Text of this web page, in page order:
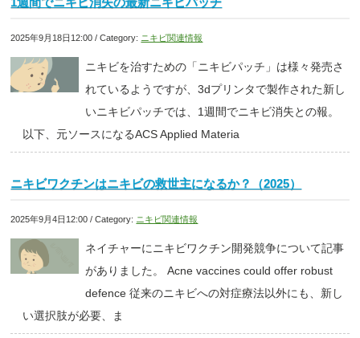
2025年9月18日12:00 / Category: ニキビ関連情報
ニキビを治すための「ニキビパッチ」は様々発売さ
れているようですが、3dプリンタで製作された新し
いニキビパッチでは、1週間でニキビ消失との報。
以下、元ソースになるACS Applied Materia
ニキビワクチンはニキビの救世主になるか？（2025）
2025年9月4日12:00 / Category: ニキビ関連情報
ネイチャーにニキビワクチン開発競争について記事
がありました。 Acne vaccines could offer robust
defence 従来のニキビへの対症療法以外にも、新し
い選択肢が必要、ま